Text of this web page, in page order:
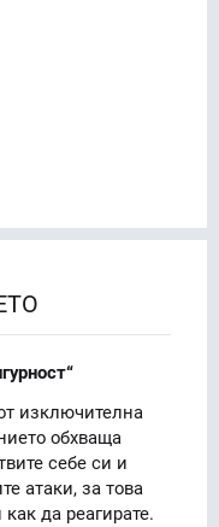
изключителна
обхваща
себе си и
атаки, за това
да реагирате.